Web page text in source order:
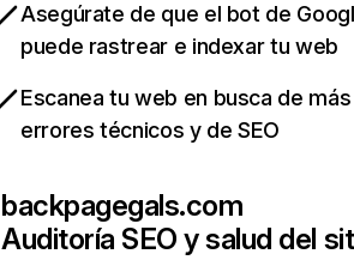
Asegúrate de que el bot de
puede rastrear e indexar tu web
Escanea tu web en busca de
errores técnicos y de SEO
backpagegals.com
Auditoría SEO y salud del